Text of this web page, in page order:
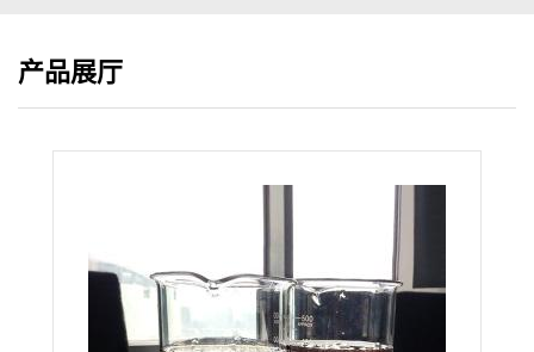
产品展厅